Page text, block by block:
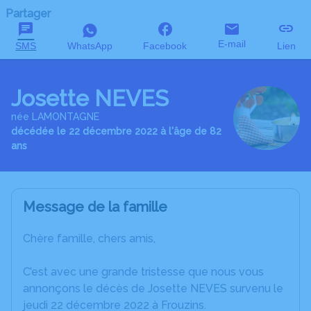
Partager
SMS WhatsApp Facebook E-mail Lien
Josette NEVES
née LAMONTAGNE
décédée le 22 décembre 2022 à l'âge de 82
ans
Message de la famille
Chère famille, chers amis,
C’est avec une grande tristesse que nous vous
annonçons le décès de Josette NEVES survenu le
jeudi 22 décembre 2022 à Frouzins.